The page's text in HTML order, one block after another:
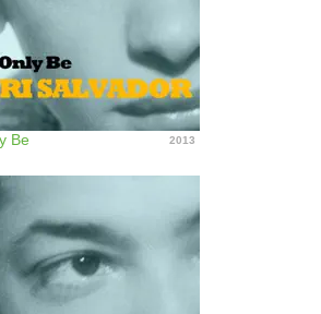
Be 2013